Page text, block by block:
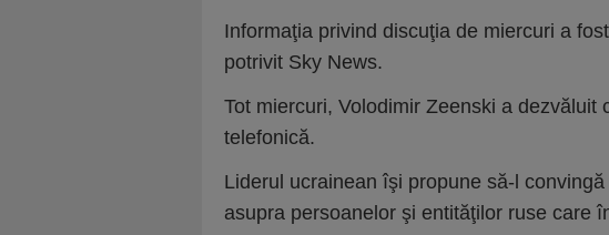
Informaţia privind discuţia de miercuri a
potrivit Sky News.
Tot miercuri, Volodimir Zeenski a dezvăluit
telefonică.
Liderul ucrainean îşi propune să-l
asupra persoanelor şi entităţilor ruse care